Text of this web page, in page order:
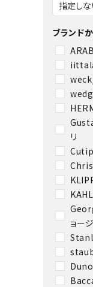
ブランド
リ
ョー